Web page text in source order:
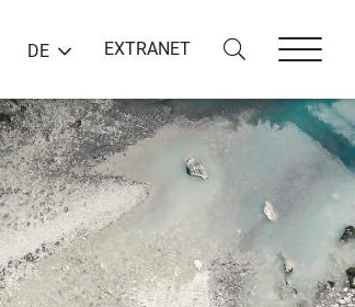
DE EXTRANET